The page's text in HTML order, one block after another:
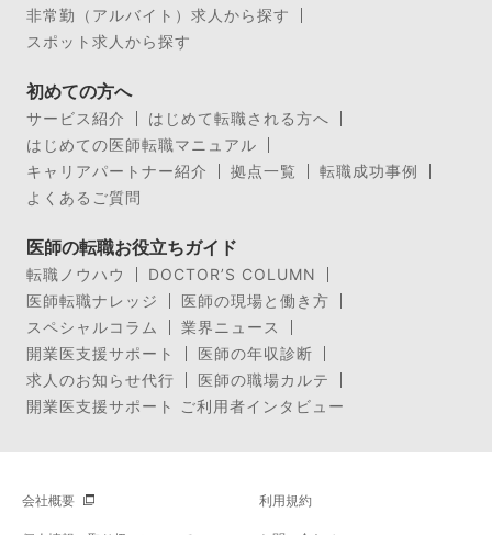
非常勤（アルバイト）求人から探す
スポット求人から探す
初めての方へ
サービス紹介
はじめて転職される方へ
はじめての医師転職マニュアル
キャリアパートナー紹介
拠点一覧
転職成功事例
よくあるご質問
医師の転職お役立ちガイド
転職ノウハウ
DOCTOR’S COLUMN
医師転職ナレッジ
医師の現場と働き方
スペシャルコラム
業界ニュース
開業医支援サポート
医師の年収診断
求人のお知らせ代行
医師の職場カルテ
開業医支援サポート ご利用者インタビュー
会社概要 利用規約